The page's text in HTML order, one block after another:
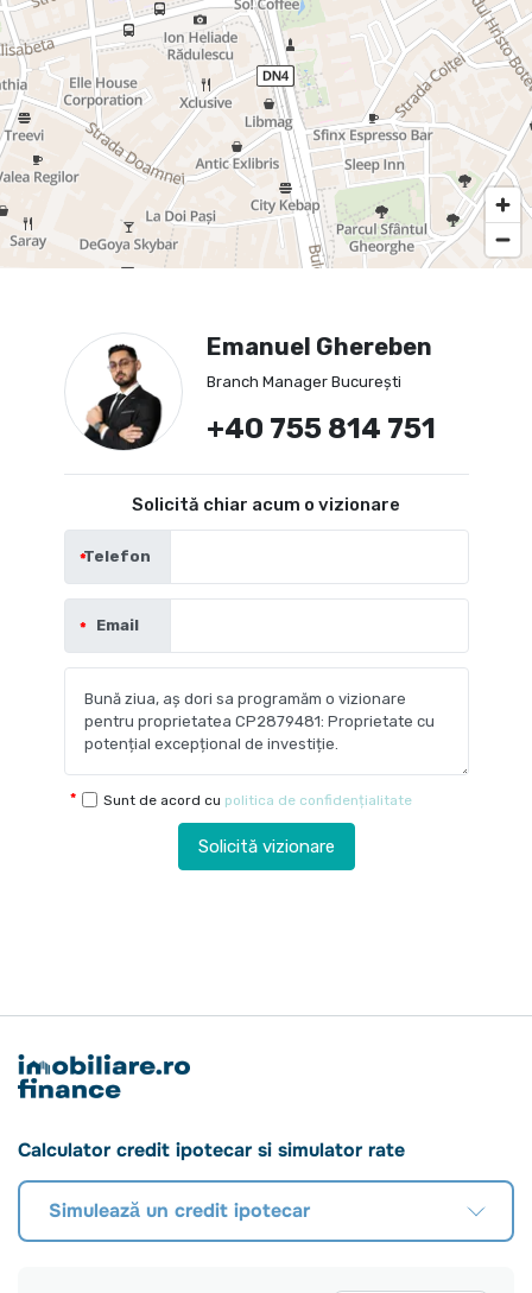
Emanuel Ghereben
Branch Manager București
+40 755 814 751
Solicită chiar acum o vizionare
Telefon
Email
Sunt de acord cu politica de confidențialitate
Solicită vizionare